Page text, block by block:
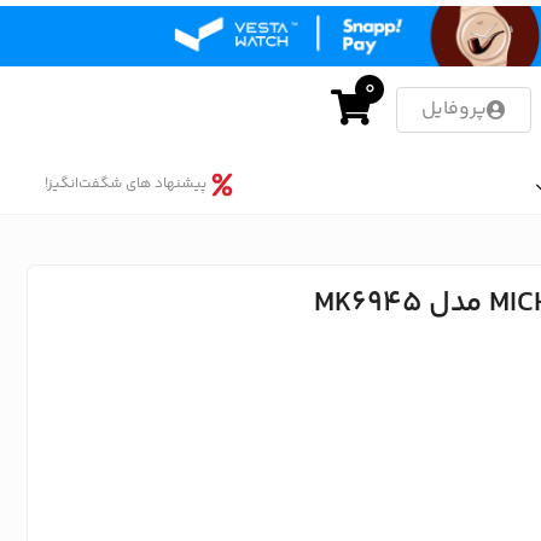
پروفایل
0
پیشنهاد های شگفت‌انگیز!